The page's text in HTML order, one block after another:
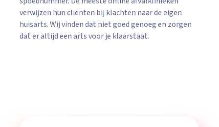
verwijzen hun cliënten bij klachten naar de eigen
huisarts. Wij vinden dat niet goed genoeg en zorgen
dat er altijd een arts voor je klaarstaat.